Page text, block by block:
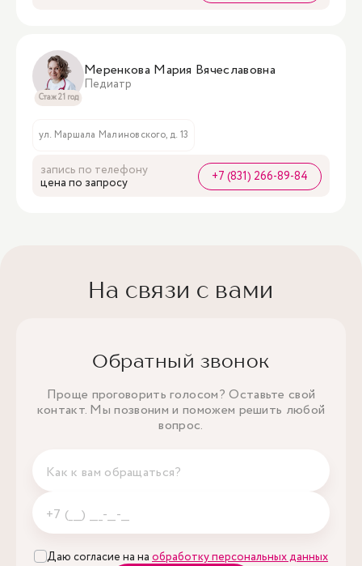
Стаж 21 год
Меренкова Мария Вячеславовна
Педиатр
ул. Маршала Малиновского, д. 13
запись по телефону
цена по запросу
+7 (831) 266-89-84
На связи с вами
Обратный звонок
Проще проговорить голосом? Оставьте свой
контакт. Мы позвоним и поможем решить любой
вопрос.
Даю согласие на на обработку персональных данных